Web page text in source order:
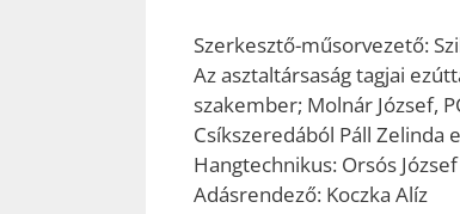
Szerkesztő-műsorvezető:
Az asztaltársaság tagjai
szakember; Molnár József,
Csíkszeredából Páll Zelinda
Hangtechnikus: Orsós József
Adásrendező: Koczka Alíz